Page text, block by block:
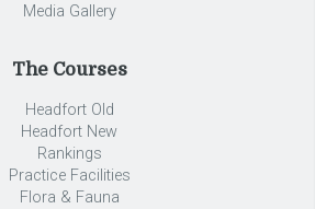
Media Gallery
The Courses
Headfort Old
Headfort New
Rankings
Practice Facilities
Flora & Fauna